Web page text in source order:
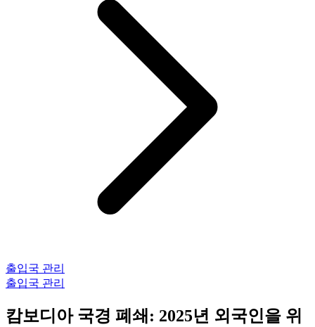
출입국 관리
출입국 관리
캄보디아 국경 폐쇄: 2025년 외국인을 위